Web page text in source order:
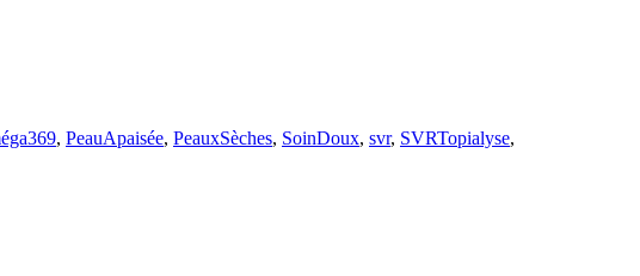
, PeauApaisée, PeauxSèches, SoinDoux, svr, SVRTopialyse,